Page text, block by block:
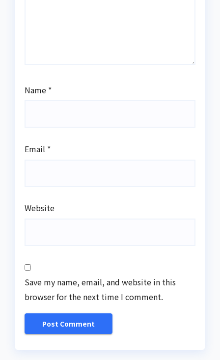
Name *
Email *
Website
Save my name, email, and website in this
browser for the next time I comment.